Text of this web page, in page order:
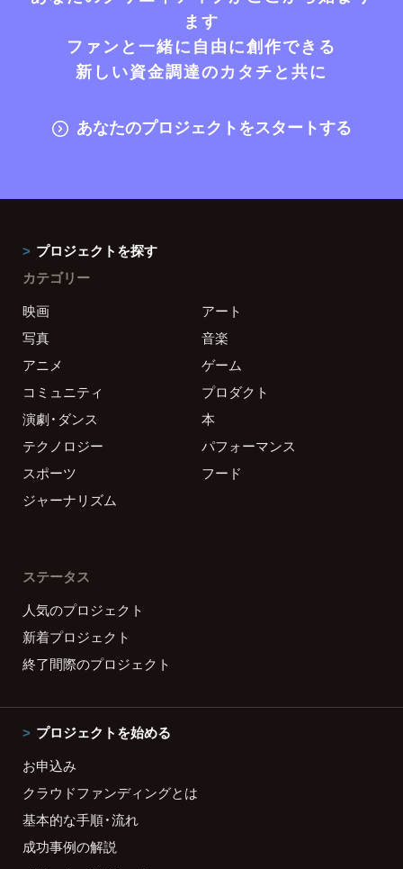
ます
ファンと一緒に自由に創作できる
新しい資金調達のカタチと共に
あなたのプロジェクトをスタートする
プロジェクトを探す
カテゴリー
映画
アート
写真
音楽
アニメ
ゲーム
コミュニティ
プロダクト
演劇・ダンス
本
テクノロジー
パフォーマンス
スポーツ
フード
ジャーナリズム
ステータス
人気のプロジェクト
新着プロジェクト
終了間際のプロジェクト
プロジェクトを始める
お申込み
クラウドファンディングとは
基本的な手順・流れ
成功事例の解説